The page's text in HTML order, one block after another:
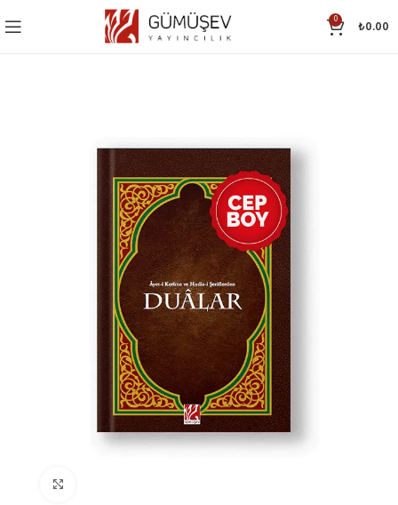
0 ₺0.00